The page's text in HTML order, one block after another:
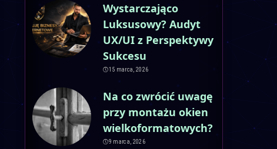
Wystarczająco
Luksusowy? Audyt
UX/UI z Perspektywy
Sukcesu
15 marca, 2026
Na co zwrócić uwagę
przy montażu okien
wielkoformatowych?
9 marca, 2026